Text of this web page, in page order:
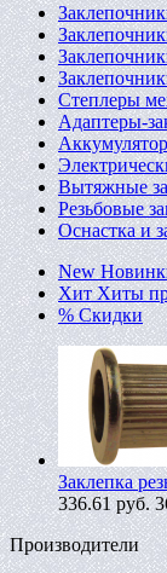
Степлеры
Адаптеры-
Вытяжные
Резьбовые
Оснастка и
New
Хит Хиты
% Скидки
Заклепка
336.61руб.
Производители